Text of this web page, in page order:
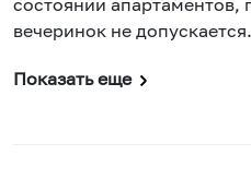
состоянии апартаментов,
вечеринок не
Показать еще